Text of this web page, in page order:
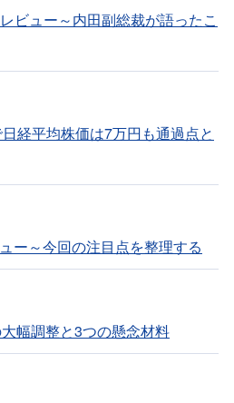
ビュー～内田副総裁が語ったこ
経平均株価は7万円も通過点と
ー～今回の注目点を整理する
幅調整と3つの懸念材料